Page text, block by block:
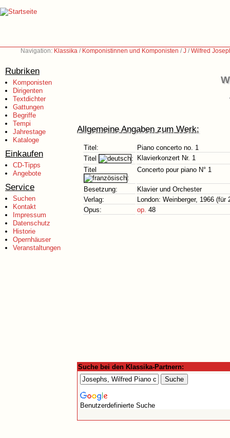
Navigation: Klassika / Komponistinnen und Komponisten /J /Wilfred
Rubriken
Komponisten
Dirigenten
Textdichter
Gattungen
Begriffe
Tempi
Jahrestage
Kataloge
Einkaufen
CD-Tipps
Angebote
Service
Suchen
Kontakt
Impressum
Datenschutz
Historie
Opernhäuser
Veranstaltungen
Allgemeine Angaben zum Werk:
Titel:
Piano concerto no. 1
Titel
:
Klavierkonzert Nr. 1
Titel
:
Concerto pour piano N° 1
Besetzung:
Klavier und Orchester
Verlag:
London: Weinberger, 1966 (für
Opus:
op. 48
Suche bei den Klassika-Partnern:
Benutzerdefinierte Suche